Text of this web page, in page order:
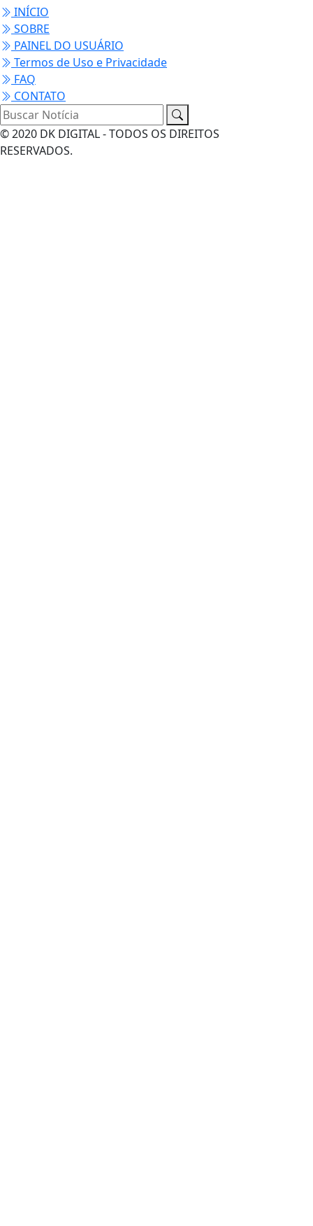
INÍCIO
SOBRE
PAINEL DO USUÁRIO
Termos de Uso e Privacidade
FAQ
CONTATO
© 2020 DK DIGITAL - TODOS OS DIREITOS
RESERVADOS.